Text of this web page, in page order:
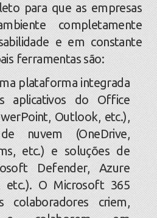
para que as empresas
completamente
e em constante
ferramentas são:
plataforma integrada
aplicativos do Office
Outlook, etc.),
nuvem (OneDrive,
etc.) e soluções de
Defender, Azure
etc.). O Microsoft 365
colaboradores criem,